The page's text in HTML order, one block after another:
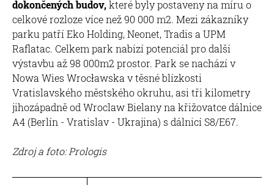
dokončených budov,které byly postaveny na míru o
celkové rozloze více než 90 000 m2. Mezi zákazníky
parku patří Eko Holding, Neonet, Tradis a UPM
Raflatac. Celkem park nabízí potenciál pro další
výstavbu až 98 000m2 prostor. Park se nachází v
Nowa Wies Wrocławska v těsné blízkosti
Vratislavského městského okruhu, asi tři kilometry
jihozápadně od Wroclaw Bielany na křižovatce dálnice
A4 (Berlín - Vratislav - Ukrajina) s dálnicí S8/E67.
Zdroj a foto: Prologis